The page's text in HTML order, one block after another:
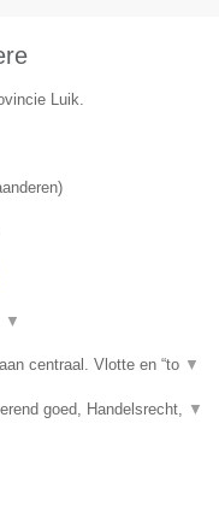
Luik.
)
▼
centraal. Vlotte en “to ▼
goed, Handelsrecht, ▼